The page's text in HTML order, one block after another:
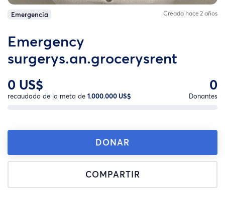
Emergencia Creada hace 2 años
Emergency
surgerys.an.grocerysrent
0 US$
recaudado de la meta de 1.000.000 US$
0
Donantes
DONAR
COMPARTIR